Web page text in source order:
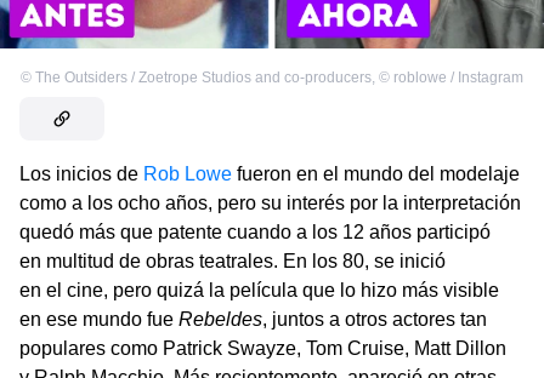
© The Outsiders / Zoetrope Studios and co-producers, © roblowe / Instagram
Los inicios de Rob Lowe fueron en el mundo del modelaje
como a los ocho años, pero su interés por la interpretación
quedó más que patente cuando a los 12 años participó
en multitud de obras teatrales. En los 80, se inició
en el cine, pero quizá la película que lo hizo más visible
en ese mundo fue Rebeldes, juntos a otros actores tan
populares como Patrick Swayze, Tom Cruise, Matt Dillon